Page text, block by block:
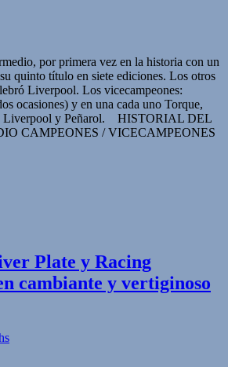
por primera vez en la historia con un
quinto título en siete ediciones. Los otros
Liverpool. Los vicecampeones:
ocasiones) y en una cada uno Torque,
Liverpool y Peñarol. HISTORIAL DEL
CAMPEONES / VICECAMPEONES
Plate y Racing
cambiante y vertiginoso